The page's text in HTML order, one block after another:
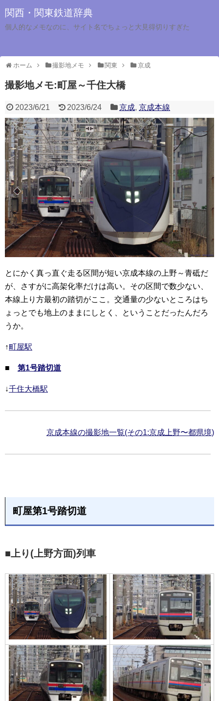
関西・関東鉄道辞典
個人的なメモなのに、サイト名でちょっと大見得切りすぎた
ホーム 撮影地メモ 関東 京成
撮影地メモ:町屋～千住大橋
2023/6/21 2023/6/24 京成,京成本線
とにかく真っ直ぐ走る区間が短い京成本線の上野～青砥だ
が、さすがに高架化率だけは高い。その区間で数少ない、
本線上り方最初の踏切がここ。交通量の少ないところはち
ょっとでも地上のままにしとく、ということだったんだろ
うか。
↑町屋駅
■ 第1号踏切道
↓千住大橋駅
京成本線の撮影地一覧(その1:京成上野〜都県境)
町屋第1号踏切道
■上り(上野方面)列車